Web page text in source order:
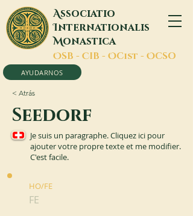
Associatio
Internationalis
Monastica
OSB - CIB - OCist - OCSO
AYUDARNOS
< Atrás
Seedorf
Je suis un paragraphe. Cliquez ici pour
ajouter votre propre texte et me modifier.
C'est facile.
HO/FE
FE